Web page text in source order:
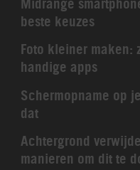
Midrange
beste keuzes
Foto kleiner maken:
handige apps
Schermopname op
dat
Achtergrond
manieren om dit te